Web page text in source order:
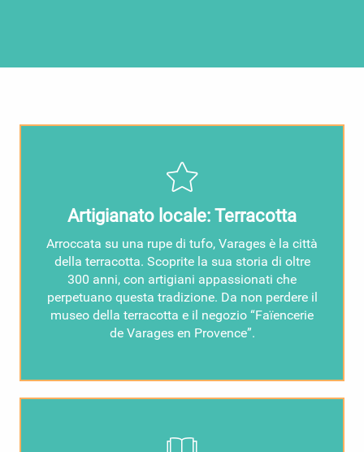
Artigianato locale: Terracotta
Arroccata su una rupe di tufo, Varages è la città
della terracotta. Scoprite la sua storia di oltre
300 anni, con artigiani appassionati che
perpetuano questa tradizione. Da non perdere il
museo della terracotta e il negozio “Faïencerie
de Varages en Provence”.